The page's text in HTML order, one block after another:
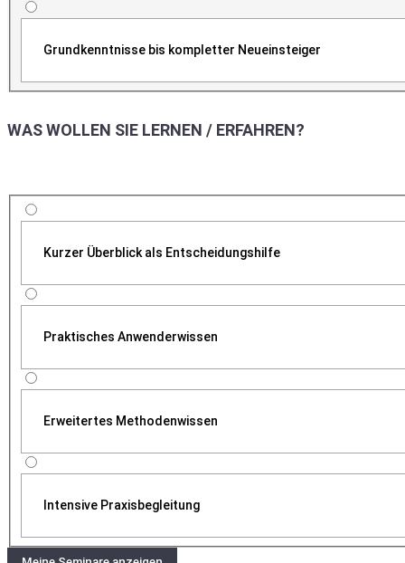
Grundkenntnisse bis kompletter Neueinsteiger
WAS WOLLEN SIE LERNEN / ERFAHREN?
Kurzer Überblick als Entscheidungshilfe
Praktisches Anwenderwissen
Erweitertes Methodenwissen
Intensive Praxisbegleitung